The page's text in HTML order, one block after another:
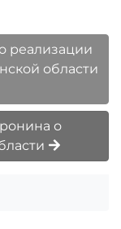
реализации
области
о